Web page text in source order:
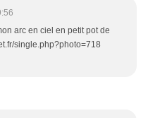
arc en ciel en petit pot de
single.php?photo=718